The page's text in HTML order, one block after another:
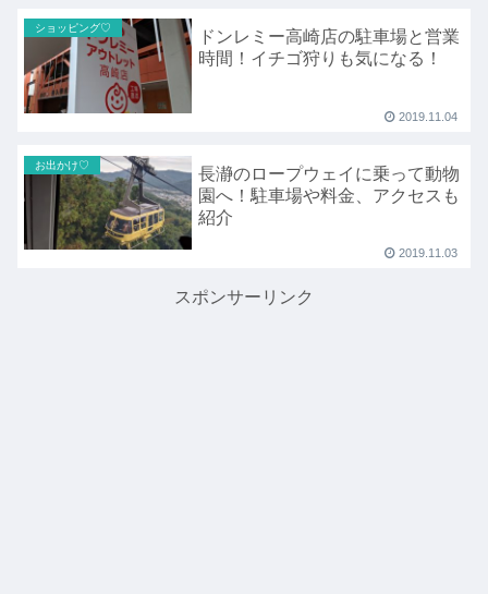
ショッピング♡
ドンレミー高崎店の駐車場と営業
時間！イチゴ狩りも気になる！
2019.11.04
お出かけ♡
長瀞のロープウェイに乗って動物
園へ！駐車場や料金、アクセスも
紹介
2019.11.03
スポンサーリンク